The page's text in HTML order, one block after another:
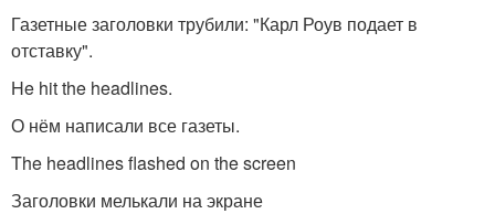
Газетные заголовки трубили: "Карл Роув подает в
отставку".
He hit the headlines.
О нём написали все газеты.
The headlines flashed on the screen
Заголовки мелькали на экране